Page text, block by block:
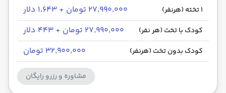
1 تخته (هرنفر) ۲۷٬۹۹۰٬۰۰۰ تومان + ۱٬۶۴۳ دلار
کودک با تخت (هر نفر) ۲۷٬۹۹۰٬۰۰۰ تومان + ۴۴۳ دلار
کودک بدون تخت (هرنفر) ۳۲٬۹۰۰٬۰۰۰ تومان
مشاوره و رزرو رایگان